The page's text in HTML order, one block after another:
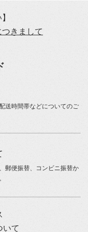
きまして
送時間帯などについてのご
郵便振替、コンビニ振替か
いて